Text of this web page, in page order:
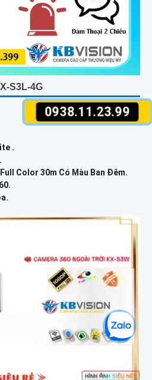
0938.11.23.99
S3L-4G
.
Full Color 30m Có Màu Ban Ðêm.